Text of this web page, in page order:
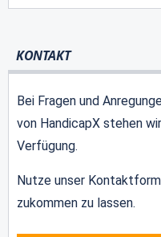
KONTAKT
Bei Fragen und
von HandicapX stehen
Verfügung.
Nutze unser
zukommen zu lassen.